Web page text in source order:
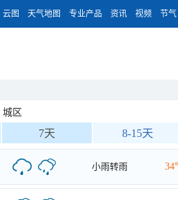
云图 天气地图 专业产品 资讯 视频 节气
城区
7天 8-15天
小雨转雨